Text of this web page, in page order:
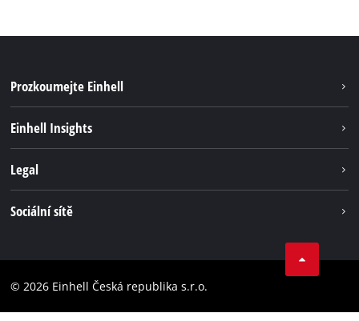
Prozkoumejte Einhell
Systém akumulátorů
Einhell Insights
Legal
Prohlášení o přístupnosti
Sociální sítě
Instagram
© 2026 Einhell Česká republika s.r.o.